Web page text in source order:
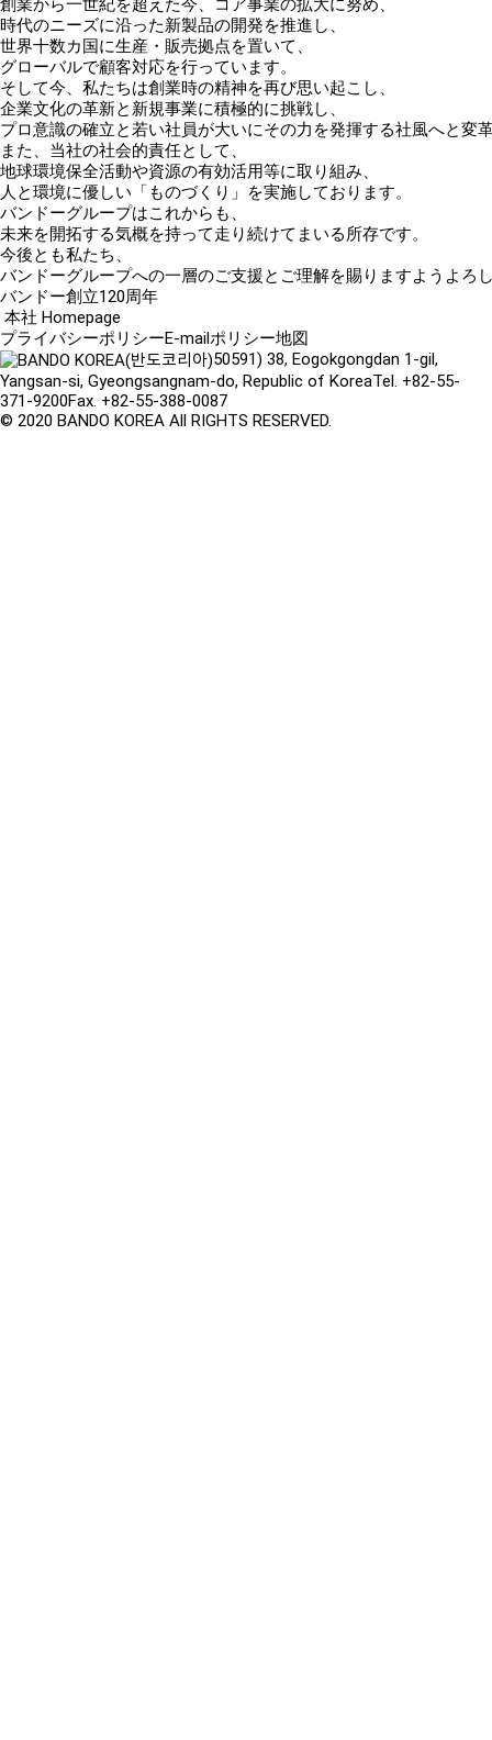
創業から一世紀を超えた今、コア事業の拡大に努め、
時代のニーズに沿った新製品の開発を推進し、
世界十数カ国に生産・販売拠点を置いて、
グローバルで顧客対応を行っています。
そして今、私たちは創業時の精神を再び思い起こし、
企業文化の革新と新規事業に積極的に挑戦し、
プロ意識の確立と若い社員が大いにその力を発揮する社風へと変
また、当社の社会的責任として、
地球環境保全活動や資源の有効活用等に取り組み、
人と環境に優しい「ものづくり」を実施しております。
バンドーグループはこれからも、
未来を開拓する気概を持って走り続けてまいる所存です。
今後とも私たち、
バンドーグループへの一層のご支援とご理解を賜りますようよろ
バンドー創立120周年
本社 Homepage
プライバシーポリシーE-mailポリシー地図
50591) 38, Eogokgongdan 1-gil,
Yangsan-si, Gyeongsangnam-do, Republic of KoreaTel. +82-55-
371-9200Fax. +82-55-388-0087
© 2020 BANDO KOREA All RIGHTS RESERVED.